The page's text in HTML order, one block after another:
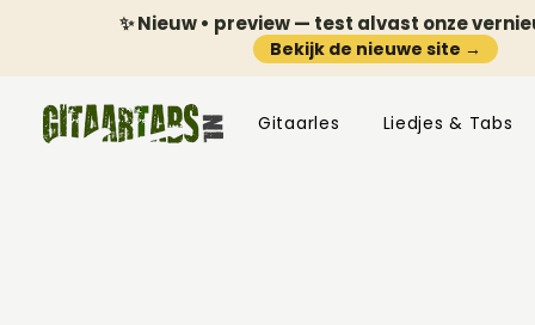
✨ Nieuw • preview — test alvast onze
Bekijk de nieuwe site →
Gitaarles Liedjes & Tabs